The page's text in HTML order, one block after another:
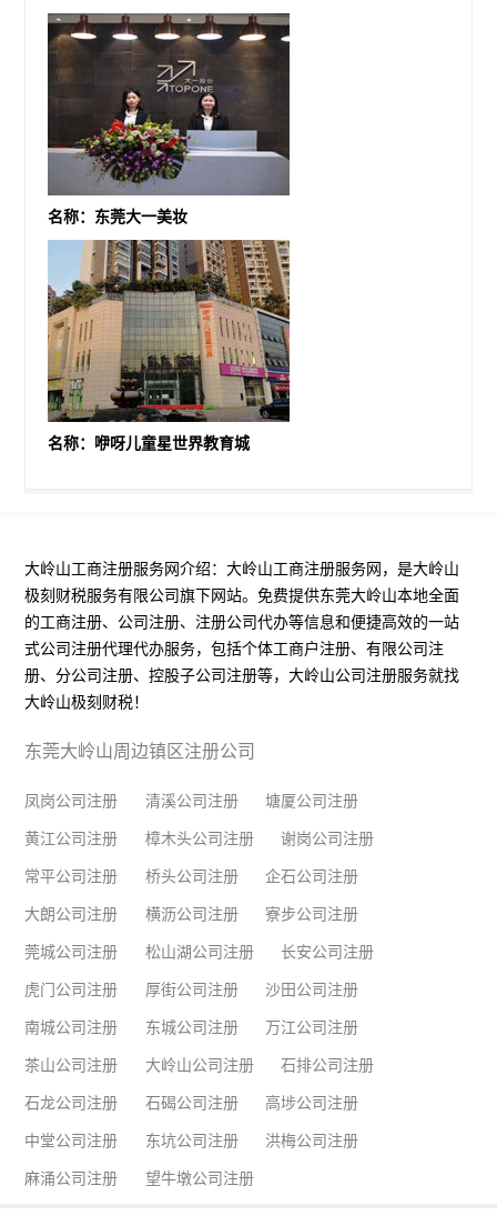
名称：东莞大一美妆
名称：咿呀儿童星世界教育城
大岭山工商注册服务网介绍：大岭山工商注册服务网，是大岭山
极刻财税服务有限公司旗下网站。免费提供东莞大岭山本地全面
的工商注册、公司注册、注册公司代办等信息和便捷高效的一站
式公司注册代理代办服务，包括个体工商户注册、有限公司注
册、分公司注册、控股子公司注册等，大岭山公司注册服务就找
大岭山极刻财税！
东莞大岭山周边镇区注册公司
凤岗公司注册 清溪公司注册 塘厦公司注册
黄江公司注册 樟木头公司注册 谢岗公司注册
常平公司注册 桥头公司注册 企石公司注册
大朗公司注册 横沥公司注册 寮步公司注册
莞城公司注册 松山湖公司注册 长安公司注册
虎门公司注册 厚街公司注册 沙田公司注册
南城公司注册 东城公司注册 万江公司注册
茶山公司注册 大岭山公司注册 石排公司注册
石龙公司注册 石碣公司注册 高埗公司注册
中堂公司注册 东坑公司注册 洪梅公司注册
麻涌公司注册 望牛墩公司注册